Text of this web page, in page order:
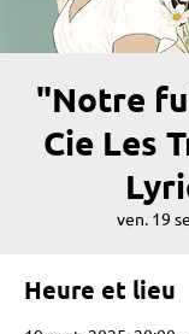
"Notre
Cie Les
ven. 19
Heure et lieu